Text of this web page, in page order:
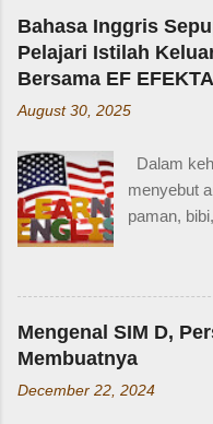
kakaknya
tetangga,
mainan.”
dengan
mana?
tidak ingat
terkejut
tidak
Zaidan
bekerja di
segitu,
Memang
mungkin
Bahasa Inggris
Pelajari Istilah
Bersama EF
August 30, 2025
Dalam
menyebut
paman,
bahasa
menarik
"cousin",
female
Mengenal SIM D,
Membuatnya
December 22, 2024